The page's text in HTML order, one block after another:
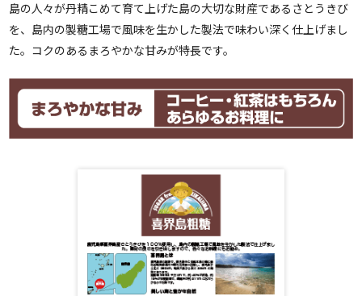
島の人々が丹精こめて育て上げた島の大切な財産であるさとうきび
を、島内の製糖工場で風味を生かした製法で味わい深く仕上げまし
た。コクのあるまろやかな甘みが特長です。